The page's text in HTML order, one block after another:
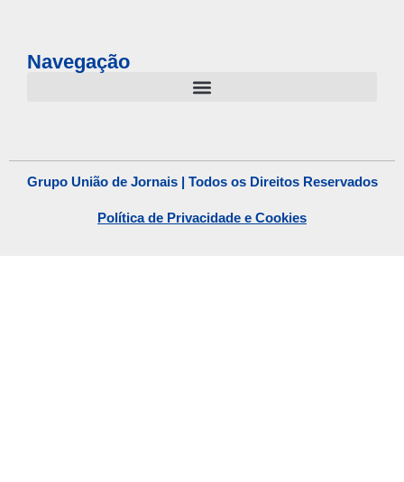
Navegação
Grupo União de Jornais | Todos os Direitos Reservados
Política de Privacidade e Cookies